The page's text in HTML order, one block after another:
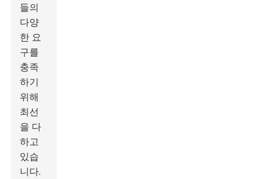
들의
다양
한 요
구를
충족
하기
위해
최선
을 다
하고
있습
니다.